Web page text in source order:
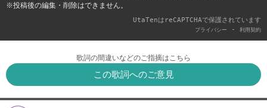
※投稿後の編集・削除はできません。
UtaTenはreCAPTCHAで保護されています
プライバシー - 利用契約
歌詞の間違いなどのご指摘はこちら
この歌詞へのご意見